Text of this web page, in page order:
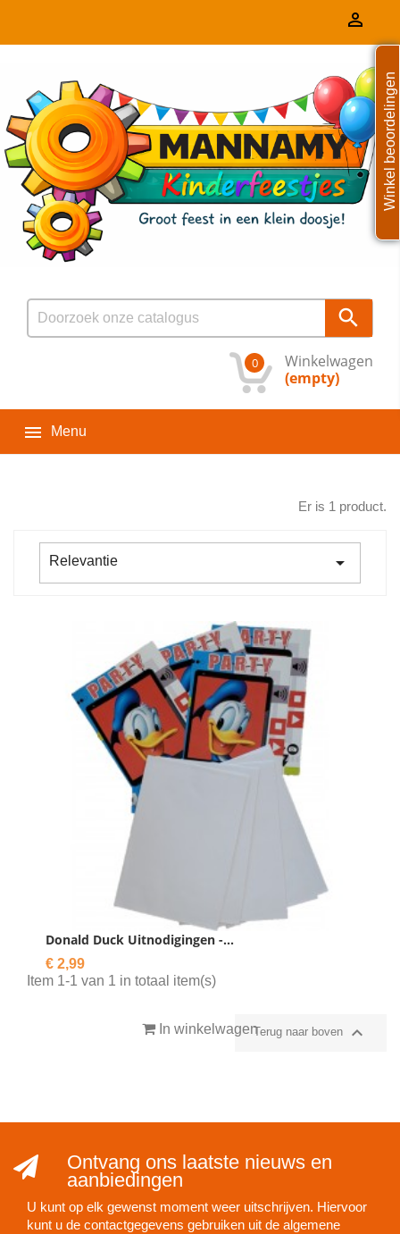


Winkelwagen
0
(empty)
 Menu
Er is 1 product.
Relevantie 
Donald Duck Uitnodigingen -...
Prijs
€ 2,99
In winkelwagen
Item 1-1 van 1 in totaal item(s)
Terug naar boven 
Ontvang ons laatste nieuws en
aanbiedingen
U kunt op elk gewenst moment weer uitschrijven. Hiervoor
kunt u de contactgegevens gebruiken uit de algemene
Winkel beoordelingen